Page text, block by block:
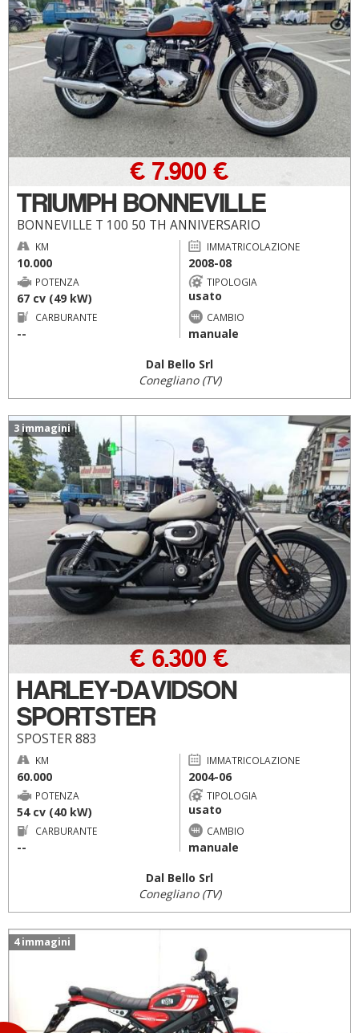
TRIUMPH BONNEVILLE
BONNEVILLE T 100 50 TH ANNIVERSARIO
€ 7.900 €
KM
10.000
IMMATRICOLAZIONE
2008-08
POTENZA
67 cv (49 kW)
TIPOLOGIA
usato
CARBURANTE
--
CAMBIO
manuale
Dal Bello Srl
Conegliano (TV)
3 immagini
HARLEY-DAVIDSON
SPORTSTER
SPOSTER 883
€ 6.300 €
KM
60.000
IMMATRICOLAZIONE
2004-06
POTENZA
54 cv (40 kW)
TIPOLOGIA
usato
CARBURANTE
--
CAMBIO
manuale
Dal Bello Srl
Conegliano (TV)
4 immagini